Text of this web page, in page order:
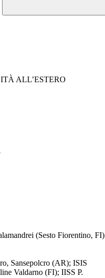
ALL’ESTERO
(Sesto Fiorentino, FI)
Sansepolcro (AR); ISIS
Valdarno (FI); IISS P.